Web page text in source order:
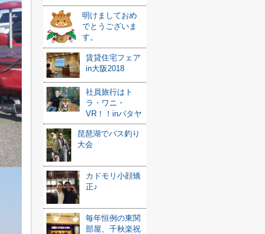
明けましておめ
でとうございま
す。
賃貸住宅フェア
in大阪2018
社員旅行はト
ラ・ワニ・
VR！！inパタヤ
琵琶湖でバス釣り
大会
カドモリ小顔矯
正♪
毎年恒例の東関
部屋、千秋楽祝